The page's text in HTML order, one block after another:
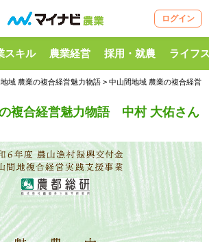
ログイン
スキル 農業経営 採用・就農 ライフ
域 農業の複合経営魅力物語 > 中山間地域 農業の複合経営
複合経営魅力物語 中村 大佑さん